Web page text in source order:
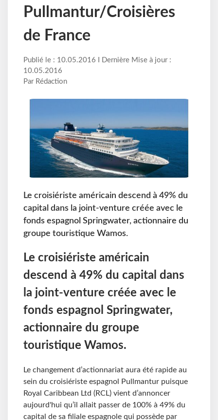
Pullmantur/Croisières
de France
Publié le : 10.05.2016 I Dernière Mise à jour :
10.05.2016
Par Rédaction
Le croisiériste américain descend à 49% du
capital dans la joint-venture créée avec le
fonds espagnol Springwater, actionnaire du
groupe touristique Wamos.
Le croisiériste américain
descend à 49% du capital dans
la joint-venture créée avec le
fonds espagnol Springwater,
actionnaire du groupe
touristique Wamos.
Le changement d’actionnariat aura été rapide au
sein du croisiériste espagnol Pullmantur puisque
Royal Caribbean Ltd (RCL) vient d’annoncer
aujourd'hui qu’il allait passer de 100% à 49% du
capital de sa filiale espagnole qui possède par